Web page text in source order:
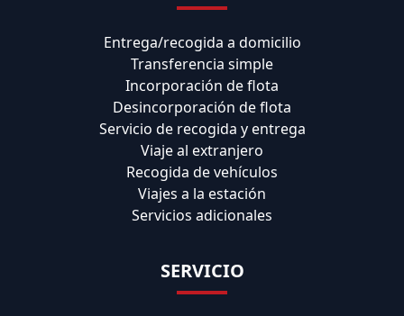
Entrega/recogida a domicilio
Transferencia simple
Incorporación de flota
Desincorporación de flota
Servicio de recogida y entrega
Viaje al extranjero
Recogida de vehículos
Viajes a la estación
Servicios adicionales
SERVICIO